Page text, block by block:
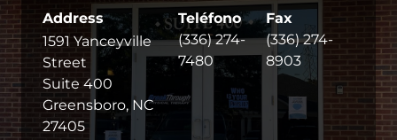
Address
1591 Yanceyville
Street
Suite 400
Greensboro, NC
27405
Teléfono
(336) 274-
7480
Fax
(336) 274-
8903